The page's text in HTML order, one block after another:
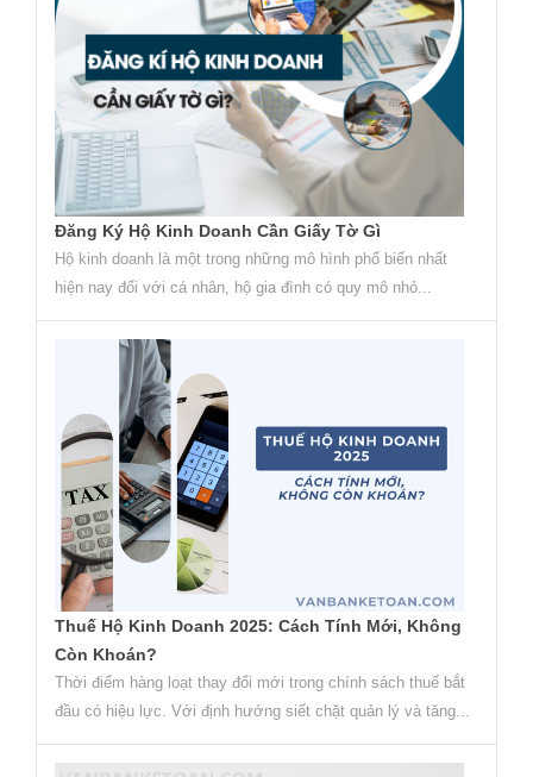
Đăng Ký Hộ Kinh Doanh Cần Giấy Tờ Gì
Hộ kinh doanh là một trong những mô hình phổ biến nhất
hiện nay đối với cá nhân, hộ gia đình có quy mô nhỏ...
Thuế Hộ Kinh Doanh 2025: Cách Tính Mới, Không
Còn Khoán?
Thời điểm hàng loạt thay đổi mới trong chính sách thuế bắt
đầu có hiệu lực. Với định hướng siết chặt quản lý và tăng...